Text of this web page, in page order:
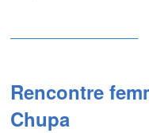
Rencontre
Chupa